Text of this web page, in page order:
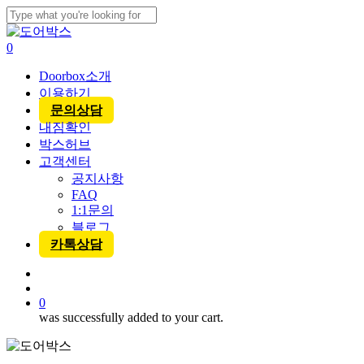
Skip
to
main
content
Close
Search
account
0
Doorbox소개
이용하기
문의상담
내짐확인
박스허브
고객센터
공지사항
FAQ
1:1문의
블로그
카톡상담
0
was successfully added to your cart.